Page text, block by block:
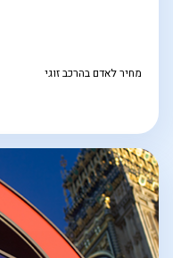
מחיר לאדם בהרכב זוגי